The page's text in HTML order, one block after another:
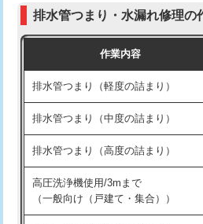
追加人工
※給水管工事は20mmまでの価格で
交換・取付（その他部品）
持込商品取付（単水栓）
持込商品取付（混合水栓）
持込商品取付（浄水器・分岐水栓）
給水管工事※（ホール加工)
給水管工事※（バンド止め)
給水管工事※（支持金具設置)
排水管つまり・水漏れ修理の
作業内容
排水管つまり（軽度の詰まり）
排水管つまり（中度の詰まり）
排水管つまり（高度の詰まり）
高圧洗浄機使用/3mまで
（一般向け（戸建て・集合））